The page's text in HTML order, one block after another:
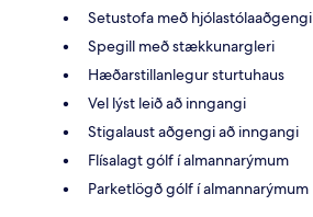
Setustofa með hjólastólaaðgengi
Spegill með stækkunargleri
Hæðarstillanlegur sturtuhaus
Vel lýst leið að inngangi
Stigalaust aðgengi að inngangi
Flísalagt gólf í almannarýmum
Parketlögð gólf í almannarýmum